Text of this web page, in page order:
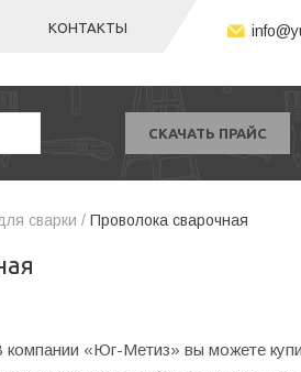
КОНТАКТЫ
СКАЧАТЬ ПРАЙС
сварки / Проволока сварочная
компании «Юг-Метиз» вы можете